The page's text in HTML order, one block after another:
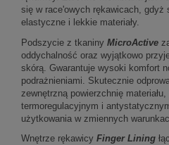
się w race'owych rękawicach, gdyż
elastyczne i lekkie materiały.
Podszycie z tkaniny MicroActive
oddychalność oraz wyjątkowo
skórą. Gwarantuje wysoki komfort
podrażnieniami. Skutecznie
zewnętrzną powierzchnię
termoregulacyjnym i
użytkowania w zmiennych
Wnętrze rękawicy Finger Lining